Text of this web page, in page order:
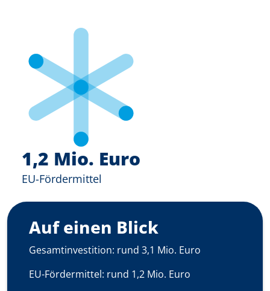
1,2 Mio. Euro
EU-Fördermittel
Auf einen Blick
Gesamtinvestition: rund 3,1 Mio. Euro
EU-Fördermittel: rund 1,2 Mio. Euro